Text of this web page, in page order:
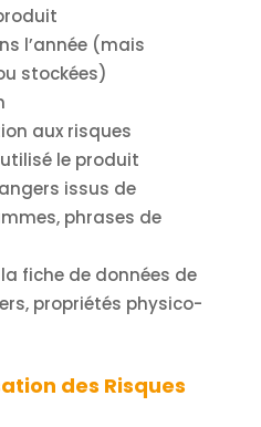
l’année (mais
stockées)
aux risques
le produit
issus de
phrases de
fiche de données de
propriétés physico-
des Risques